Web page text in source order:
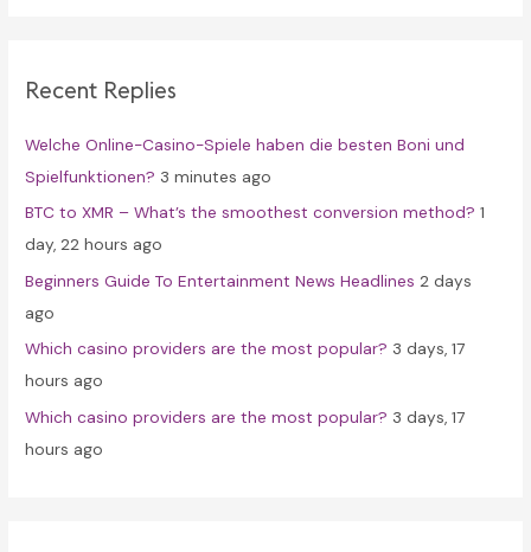
h
o
r
:
Recent Replies
Welche Online-Casino-Spiele haben die besten Boni und
Spielfunktionen? 3 minutes ago
BTC to XMR – What’s the smoothest conversion method? 1
day, 22 hours ago
Beginners Guide To Entertainment News Headlines 2 days
ago
Which casino providers are the most popular? 3 days, 17
hours ago
Which casino providers are the most popular? 3 days, 17
hours ago